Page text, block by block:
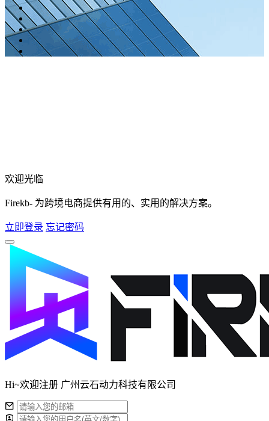
欢迎光临
Firekb- 为跨境电商提供有用的、实用的解决方案。
立即登录 忘记密码
Hi~欢迎注册 广州云石动力科技有限公司